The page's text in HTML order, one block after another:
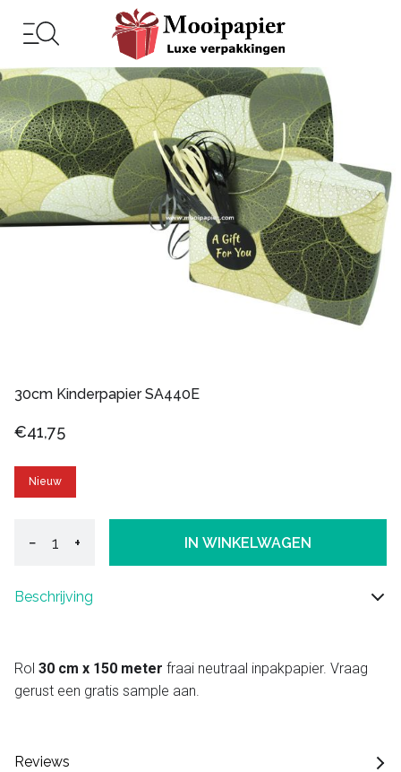
30cm Kinderpapier SA440E
€41,75
Nieuw
− + IN WINKELWAGEN
Beschrijving
Rol 30 cm x 150 meter fraai neutraal inpakpapier. Vraag
gerust een gratis sample aan.
Reviews